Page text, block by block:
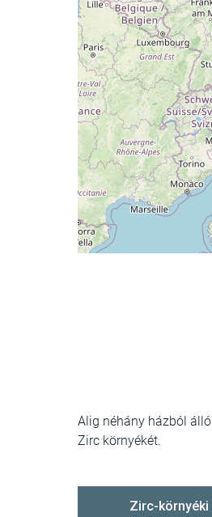
Alig néhány házból
Zirc környékét.